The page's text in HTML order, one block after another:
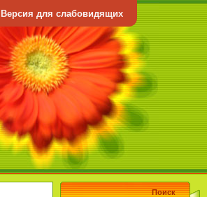
Версия для слабовидящих
Поиск